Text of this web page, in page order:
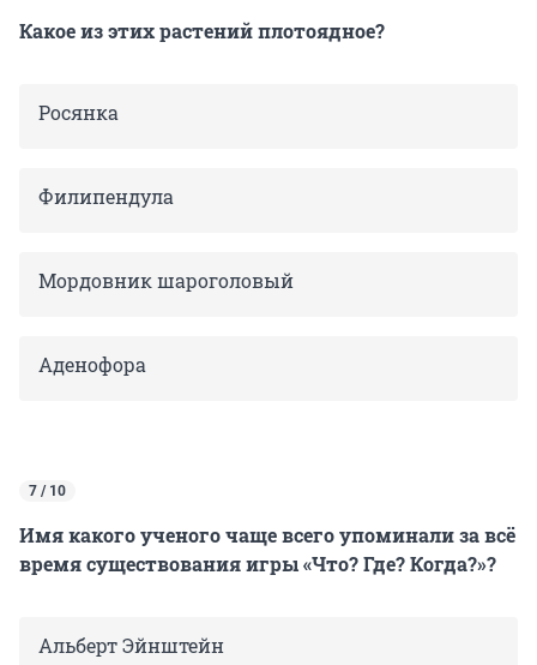
Какое из этих растений плотоядное?
Росянка
Филипендула
Мордовник шароголовый
Аденофора
7 / 10
Имя какого ученого чаще всего упоминали за всё
время существования игры «Что? Где? Когда?»?
Альберт Эйнштейн